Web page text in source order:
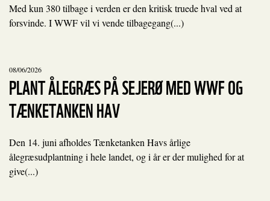
Med kun 380 tilbage i verden er den kritisk truede hval ved at
forsvinde. I WWF vil vi vende tilbagegang(...)
08/06/2026
PLANT ÅLEGRÆS PÅ SEJERØ MED WWF OG
TÆNKETANKEN HAV
Den 14. juni afholdes Tænketanken Havs årlige
ålegræsudplantning i hele landet, og i år er der mulighed for at
give(...)